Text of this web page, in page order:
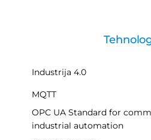
Industrija 4.0
MQTT
OPC UA Standard for
industrial automation